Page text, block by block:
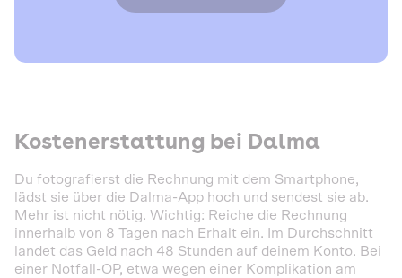
Kostenerstattung bei Dalma
Du fotografierst die Rechnung mit dem Smartphone,
lädst sie über die Dalma-App hoch und sendest sie ab.
Mehr ist nicht nötig. Wichtig: Reiche die Rechnung
innerhalb von 8 Tagen nach Erhalt ein. Im Durchschnitt
landet das Geld nach 48 Stunden auf deinem Konto. Bei
einer Notfall-OP, etwa wegen einer Komplikation am